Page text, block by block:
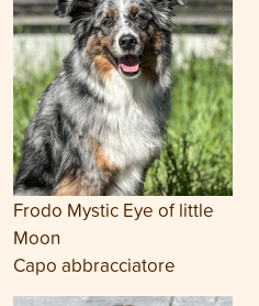
Frodo Mystic Eye of little
Moon
Capo abbracciatore